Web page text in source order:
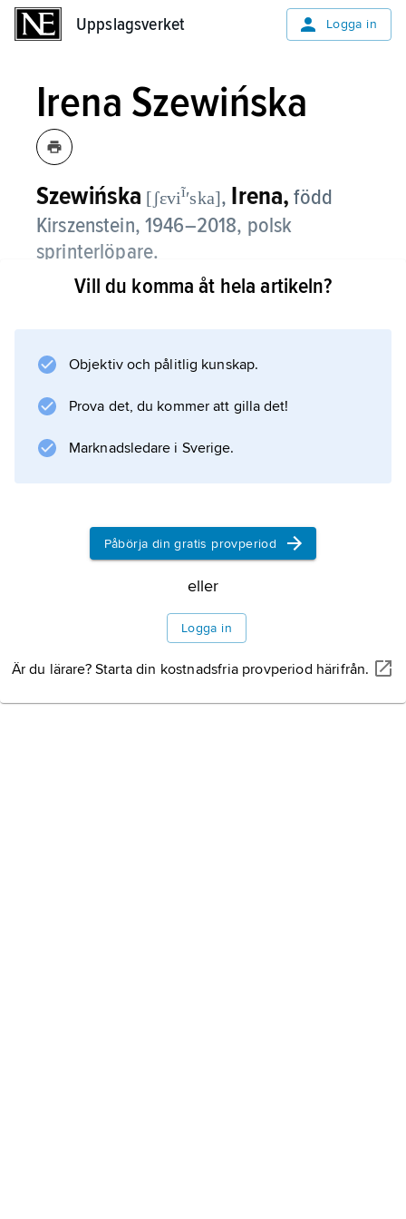
Uppslagsverket Logga in
Irena Szewińska
Szewińska [ʃɛviĩʹska], Irena, född
Kirszenstein, 1946–2018, polsk
sprinterlöpare.
Irena Szewińska tog friidrottsmedaljer i fyra
silver och två brons.
Information om artikeln
Vill du komma åt hela artikeln?
Objektiv och pålitlig kunskap.
Prova det, du kommer att gilla det!
Marknadsledare i Sverige.
Påbörja din gratis provperiod
eller
Logga in
Är du lärare? Starta din kostnadsfria provperiod härifrån.